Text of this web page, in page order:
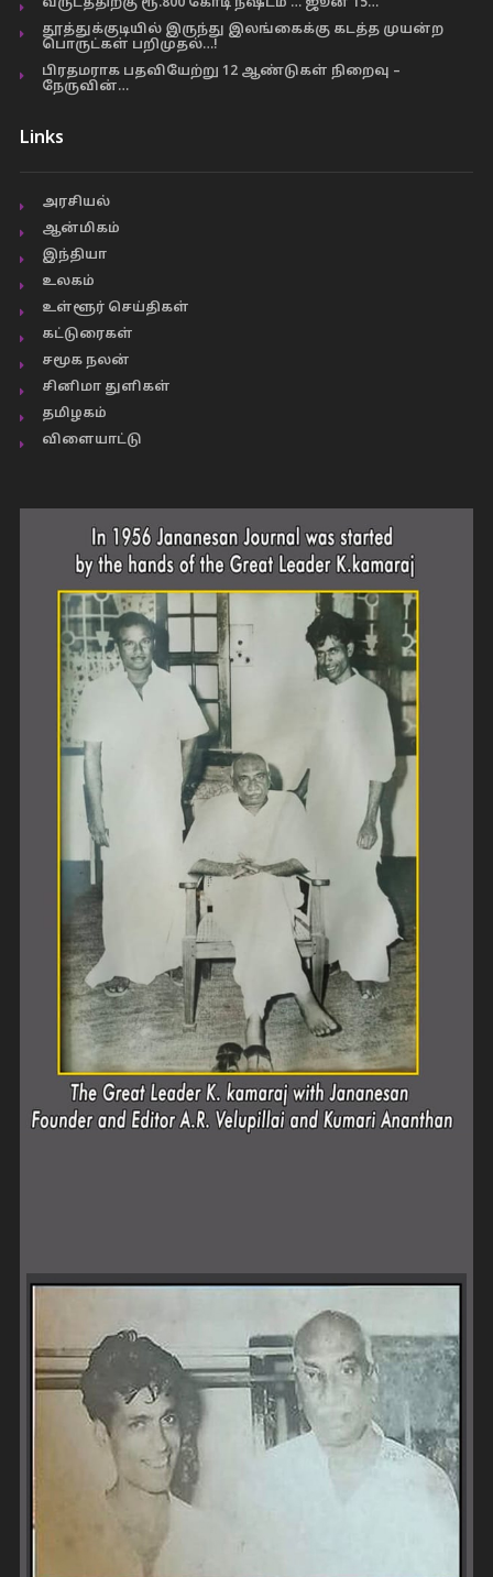
வருடத்திற்கு ரூ.800 கோடி நஷ்டம் … ஜூன் 15…
தூத்துக்குடியில் இருந்து இலங்கைக்கு கடத்த முயன்ற
பொருட்கள் பறிமுதல்…!
பிரதமராக பதவியேற்று 12 ஆண்டுகள் நிறைவு –
நேருவின்…
Links
அரசியல்
ஆன்மிகம்
இந்தியா
உலகம்
உள்ளூர் செய்திகள்
கட்டுரைகள்
சமூக நலன்
சினிமா துளிகள்
தமிழகம்
விளையாட்டு